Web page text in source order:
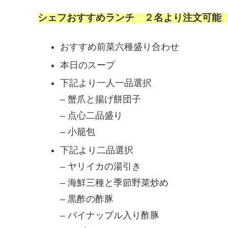
シェフおすすめランチ ２名より注文可能
おすすめ前菜六種盛り合わせ
本日のスープ
下記より一人一品選択
– 蟹爪と揚げ餅団子
– 点心二品盛り
– 小籠包
下記より二品選択
– ヤリイカの湯引き
– 海鮮三種と季節野菜炒め
– 黒酢の酢豚
– パイナップル入り酢豚